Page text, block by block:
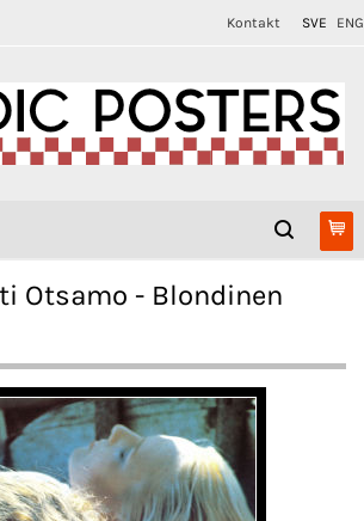
Kontakt SVE ENG
Otsamo - Blondinen